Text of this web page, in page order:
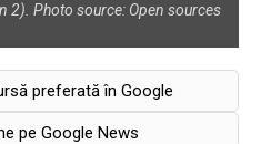
2). Photo source: Open sources
preferată în Google
pe Google News